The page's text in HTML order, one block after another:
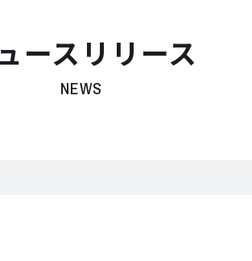
ースリリース
NEWS